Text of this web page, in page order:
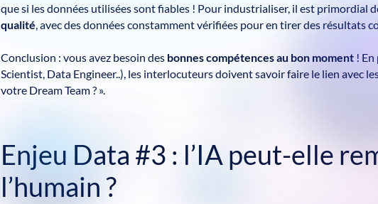
que si les données utilisées sont fiables ! Pour industrialiser, il est primordial
qualité, avec des données constamment vérifiées pour en tirer des résultats
Conclusion : vous avez besoin des bonnes compétences au bon moment !
Scientist, Data Engineer..), les interlocuteurs doivent savoir faire le lien avec
votre Dream Team ? ».
Enjeu Data #3 : l’IA peut-elle
l’humain ?